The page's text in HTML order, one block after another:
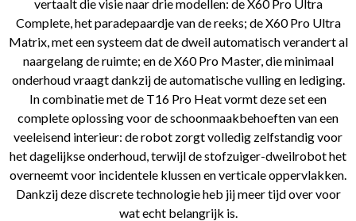
vertaalt die visie naar drie modellen: de X60 Pro Ultra
Complete, het paradepaardje van de reeks; de X60 Pro Ultra
Matrix, met een systeem dat de dweil automatisch verandert al
naargelang de ruimte; en de X60 Pro Master, die minimaal
onderhoud vraagt dankzij de automatische vulling en lediging.
In combinatie met de T16 Pro Heat vormt deze set een
complete oplossing voor de schoonmaakbehoeften van een
veeleisend interieur: de robot zorgt volledig zelfstandig voor
het dagelijkse onderhoud, terwijl de stofzuiger-dweilrobot het
overneemt voor incidentele klussen en verticale oppervlakken.
Dankzij deze discrete technologie heb jij meer tijd over voor
wat echt belangrijk is.